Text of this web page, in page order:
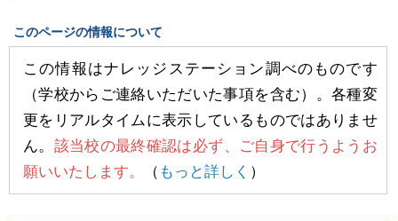
このページの情報について
この情報はナレッジステーション調べのものです
（学校からご連絡いただいた事項を含む）。各種変
更をリアルタイムに表示しているものではありませ
ん。 該当校の最終確認は必ず、ご自身で行うようお
願いいたします。
（ もっと詳しく ）